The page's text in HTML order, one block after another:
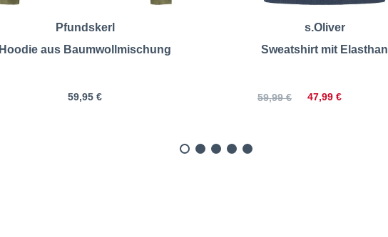
Pfundskerl
Hoodie aus Baumwollmischung
59,95 €
s.Oliver
Sweatshirt mit Elasthan
47,99 €
59,99 €